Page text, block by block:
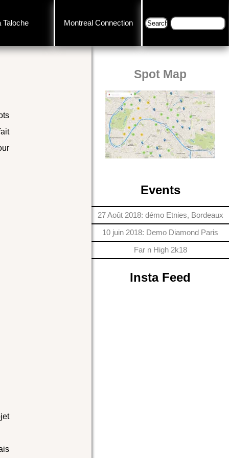
Taloche Montreal Connection
Spot Map
Events
27 Août 2018: démo Etnies, Bordeaux
10 juin 2018: Demo Diamond Paris
Far n High 2k18
Insta Feed